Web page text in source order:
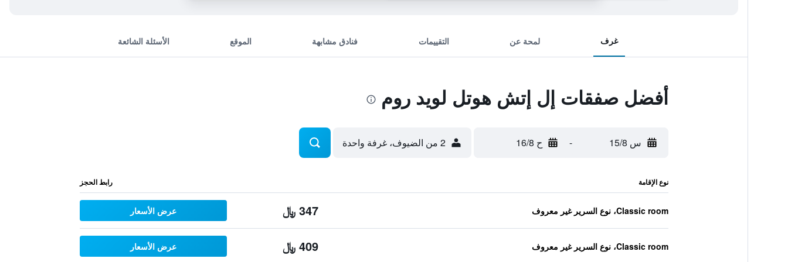
غرف لمحة عن التقييمات فنادق مشابهة الموقع الأسئلة الشائعة
أفضل صفقات إل إتش هوتل لويد روم
س 15/8 - ح 16/8 2 من الضيوف، غرفة واحدة
نوع الإقامة رابط الحجز
Classic room، نوع السرير غير معروف 347 ﷼ عرض الأسعار
Classic room، نوع السرير غير معروف 409 ﷼ عرض الأسعار